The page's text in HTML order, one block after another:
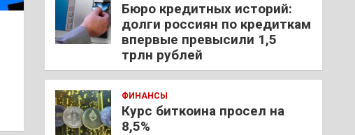
Бюро кредитных историй:
долги россиян по кредиткам
впервые превысили 1,5
трлн рублей
ФИНАНСЫ
Курс биткоина просел на
8,5%